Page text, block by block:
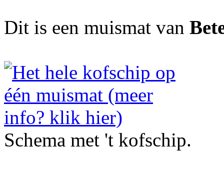
Dit is een muismat van
Schema met 't kofschip.